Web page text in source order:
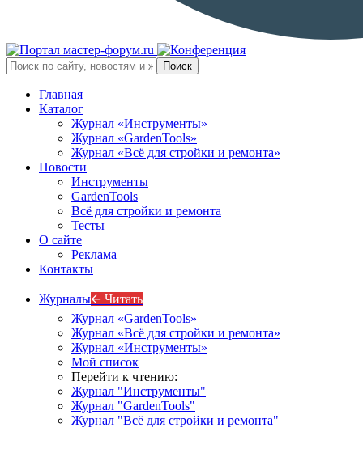
Главная
Каталог
Журнал «Инструменты»
Журнал «GardenTools»
Журнал «Всё для стройки и ремонта»
Новости
Инструменты
GardenTools
Всё для стройки и ремонта
Тесты
О сайте
Реклама
Контакты
Журналы🡨 Читать
Журнал «GardenTools»
Журнал «Всё для стройки и ремонта»
Журнал «Инструменты»
Мой список
Перейти к чтению:
Журнал "Инструменты"
Журнал "GardenTools"
Журнал "Всё для стройки и ремонта"